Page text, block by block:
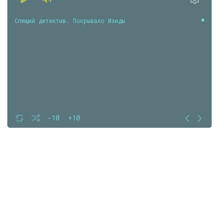
-10 +10
Спящий детектив. Покрывало Изиды